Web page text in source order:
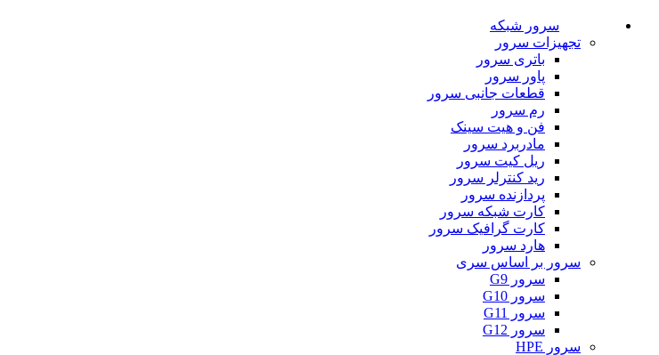
سرور شبکه
تجهیزات سرور
باتری سرور
پاور سرور
قطعات جانبی سرور
رم سرور
فن و هیت سینک
مادربرد سرور
ریل کیت سرور
رید کنترلر سرور
پردازنده سرور
کارت شبکه سرور
کارت گرافیک سرور
هارد سرور
سرور بر اساس سری
سرور G9
سرور G10
سرور G11
سرور G12
سرور HPE